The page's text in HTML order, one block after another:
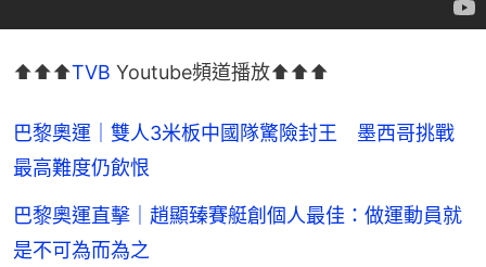
⬆️⬆️⬆️TVB Youtube頻道播放⬆️⬆️⬆️
巴黎奧運｜雙人3米板中國隊驚險封王 墨西哥挑戰
最高難度仍飲恨
巴黎奧運直擊｜趙顯臻賽艇創個人最佳：做運動員就
是不可為而為之